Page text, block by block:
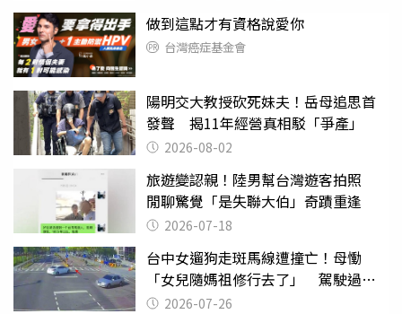
做到這點才有資格說愛你
台灣癌症基金會
陽明交大教授砍死妹夫！岳母追思首
發聲 揭11年經營真相駁「爭產」
2026-08-02
旅遊變認親！陸男幫台灣遊客拍照
閒聊驚覺「是失聯大伯」奇蹟重逢
2026-07-18
台中女遛狗走斑馬線遭撞亡！母慟
「女兒隨媽祖修行去了」 駕駛過失
致死判9月
2026-07-26